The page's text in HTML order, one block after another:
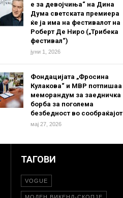
е за девојчиња“ на Дина
Дума светската премиера
ќе ја има на фестивалот на
Роберт Де Ниро („Трибека
фестивал“)
јуни 1, 2026
Фондацијата „Фросина
Кулакова“ и МВР потпишаа
меморандум за заедничка
борба за поголема
безбедност во сообраќајот
мај 27, 2026
ТАГОВИ
VOGUE